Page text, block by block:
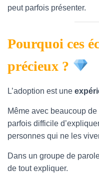
peut parfois présenter.
Pourquoi ces
précieux ?
L’adoption est une
Même avec beaucoup
parfois difficile
personnes qui ne les
Dans un groupe de
de tout expliquer.